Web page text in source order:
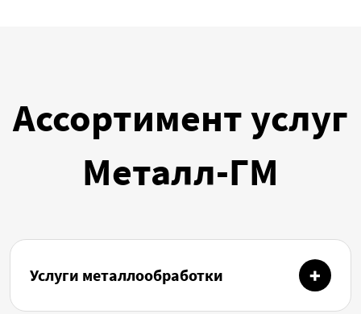
Ассортимент услуг
Металл-ГМ
Услуги металлообработки